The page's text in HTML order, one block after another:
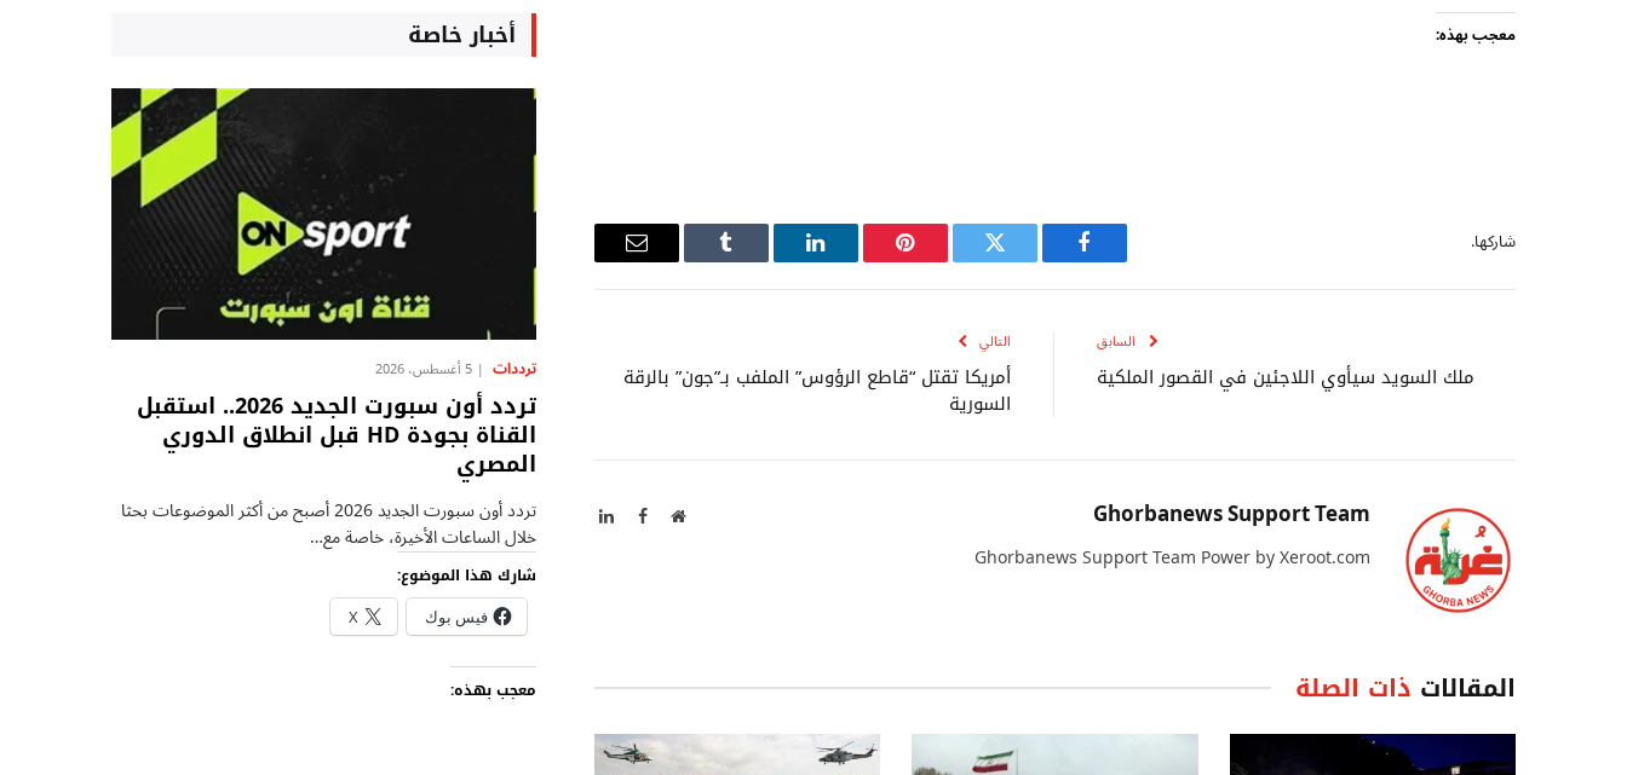
معجب بهذه:
شاركها.
فيسبوك تويتر بينتيريستلينكدإن Tumblr
البريد
السابق
ملك السويد سيأوي اللاجئين في القصور الملكية
التالي
أمريكا تقتل “قاطع الرؤوس” الملفب بـ”جون” بالرقة
السورية
Ghorbanews Support Team
موقعفيسبوكلينكدإن
Ghorbanews Support Team Power by Xeroot.com
المقالات ذات الصلة
أخبار خاصة
ترددات 5 أغسطس، 2026
تردد أون سبورت الجديد 2026.. استقبل
القناة بجودة HD قبل انطلاق الدوري
المصري
تردد أون سبورت الجديد 2026 أصبح من أكثر الموضوعات بحثا
خلال الساعات الأخيرة، خاصة مع…
شارك هذا الموضوع:
فيس بوك X
معجب بهذه: